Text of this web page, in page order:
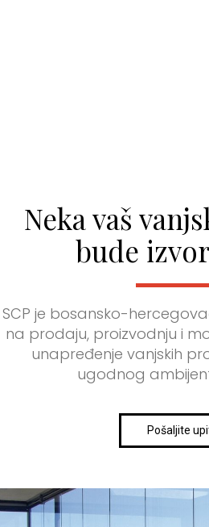
Neka vaš
bude
SCP je bosansko-
na prodaju, proizvodnju i
unapređenje vanjskih
ugodnog
Pošaljite